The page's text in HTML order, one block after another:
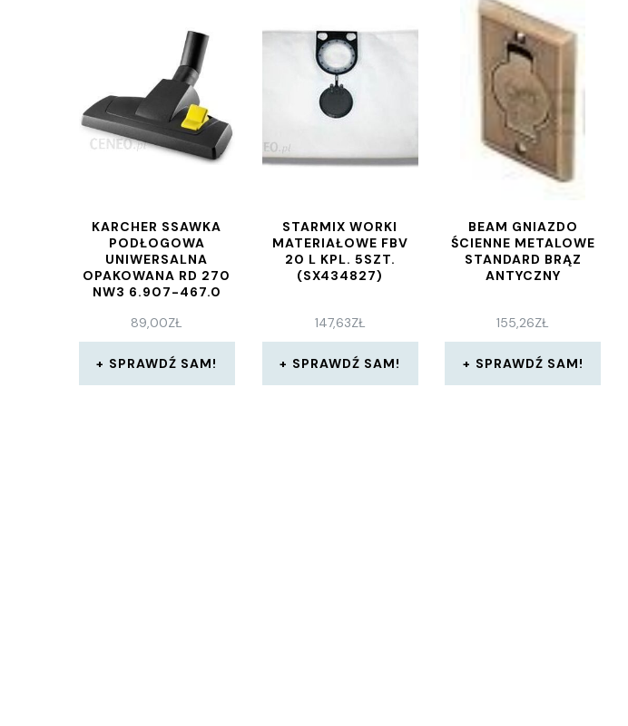
KARCHER SSAWKA
PODŁOGOWA
UNIWERSALNA
OPAKOWANA RD 270
NW3 6.907-467.0
89,00ZŁ
SPRAWDŹ SAM!
STARMIX WORKI
MATERIAŁOWE FBV
20 L KPL. 5SZT.
(SX434827)
147,63ZŁ
SPRAWDŹ SAM!
BEAM GNIAZDO
ŚCIENNE METALOWE
STANDARD BRĄZ
ANTYCZNY
155,26ZŁ
SPRAWDŹ SAM!